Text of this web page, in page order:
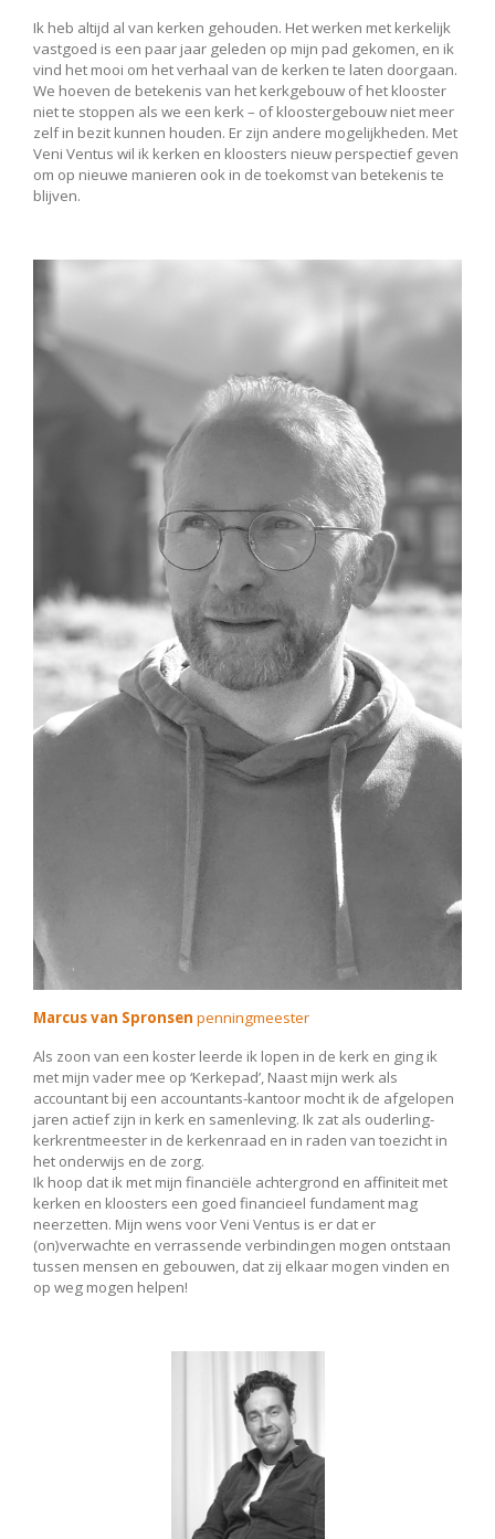
Ik heb altijd al van kerken gehouden. Het werken met kerkelijk
vastgoed is een paar jaar geleden op mijn pad gekomen, en ik
vind het mooi om het verhaal van de kerken te laten doorgaan.
We hoeven de betekenis van het kerkgebouw of het klooster
niet te stoppen als we een kerk – of kloostergebouw niet meer
zelf in bezit kunnen houden. Er zijn andere mogelijkheden. Met
Veni Ventus wil ik kerken en kloosters nieuw perspectief geven
om op nieuwe manieren ook in de toekomst van betekenis te
blijven.
Marcus van Spronsen penningmeester
Als zoon van een koster leerde ik lopen in de kerk en ging ik
met mijn vader mee op ‘Kerkepad’, Naast mijn werk als
accountant bij een accountants-kantoor mocht ik de afgelopen
jaren actief zijn in kerk en samenleving. Ik zat als ouderling-
kerkrentmeester in de kerkenraad en in raden van toezicht in
het onderwijs en de zorg.
Ik hoop dat ik met mijn financiële achtergrond en affiniteit met
kerken en kloosters een goed financieel fundament mag
neerzetten. Mijn wens voor Veni Ventus is er dat er
(on)verwachte en verrassende verbindingen mogen ontstaan
tussen mensen en gebouwen, dat zij elkaar mogen vinden en
op weg mogen helpen!